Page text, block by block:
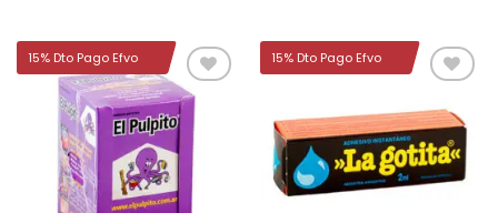
Añadir
a la
lista de
deseos
15% Dto Pago Efvo
a la
lista de
deseos
15% Dto Pago Efvo